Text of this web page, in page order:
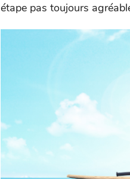
étape pas toujours